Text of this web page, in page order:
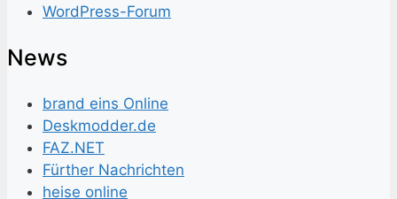
WordPress-Forum
News
brand eins Online
Deskmodder.de
FAZ.NET
Fürther Nachrichten
heise online